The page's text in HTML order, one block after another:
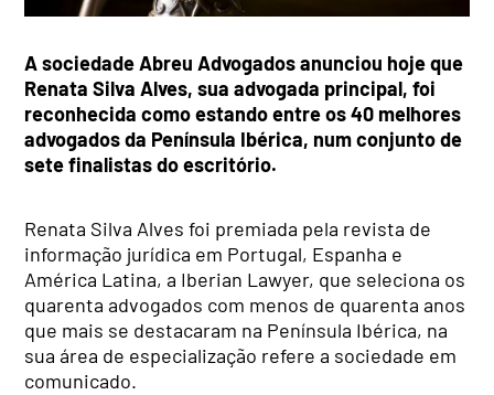
A sociedade Abreu Advogados anunciou hoje que
Renata Silva Alves, sua advogada principal, foi
reconhecida como estando entre os 40 melhores
advogados da Península Ibérica, num conjunto de
sete finalistas do escritório.
Renata Silva Alves foi premiada pela revista de
informação jurídica em Portugal, Espanha e
América Latina, a Iberian Lawyer, que seleciona os
quarenta advogados com menos de quarenta anos
que mais se destacaram na Península Ibérica, na
sua área de especialização refere a sociedade em
comunicado.